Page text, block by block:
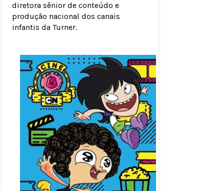
diretora sênior de conteúdo e
produção nacional dos canais
infantis da Turner.